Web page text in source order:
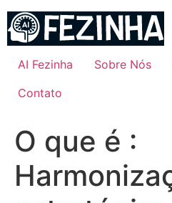
para
conteúdo
AI Fezinha Sobre Nós
Contato
O que é :